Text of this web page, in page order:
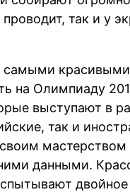
так и у
самыми красивыми
на Олимпиаду
выступают в
так и
мастерством
данными.